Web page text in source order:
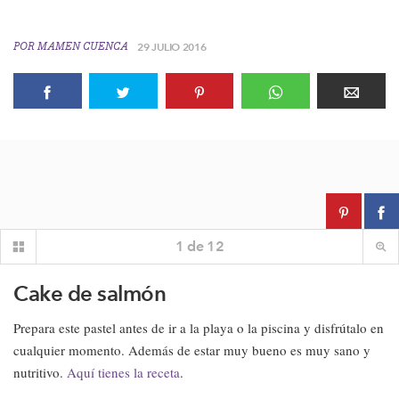
POR MAMEN CUENCA 29 JULIO 2016
1 de 12
Cake de salmón
Prepara este pastel antes de ir a la playa o la piscina y disfrútalo en
cualquier momento. Además de estar muy bueno es muy sano y
nutritivo. Aquí tienes la receta.